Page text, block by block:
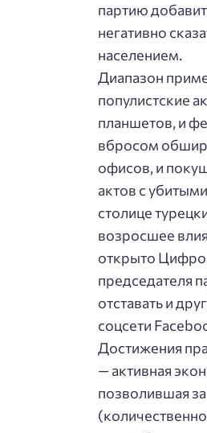
партию
негативно
населением.
Диапазон
популистские
планшетов, и
вбросом
офисов, и
актов с
столице
возросшее
открыто
председателя
отставать и
соцсети
Достижения
— активная
позволившая